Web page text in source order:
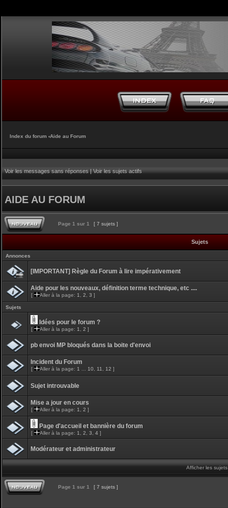
Index du forum ‹Aide au Forum
Voir les messages sans réponses|Voir les sujets actifs
AIDE AU FORUM
Page 1 sur 1 [ 7 sujets ]
Sujets
Annonces
[IMPORTANT] Règle du Forum à lire impérativement
Aide pour les nouveaux, définition terme technique, etc ....
[ Aller à la page: 1 2 3 ]
Sujets
Idées pour le forum ?
[ Aller à la page: 1 2 ]
pb envoi MP bloqués dans la boite d'envoi
Incident du Forum
[ Aller à la page: 1 10 11 12 ]
Sujet introuvable
Mise a jour en cours
[ Aller à la page: 1 2 ]
Page d'accueil et bannière du forum
[ Aller à la page: 1 2 3 4 ]
Modérateur et administrateur
Afficher les
Page 1 sur 1 [ 7 sujets ]